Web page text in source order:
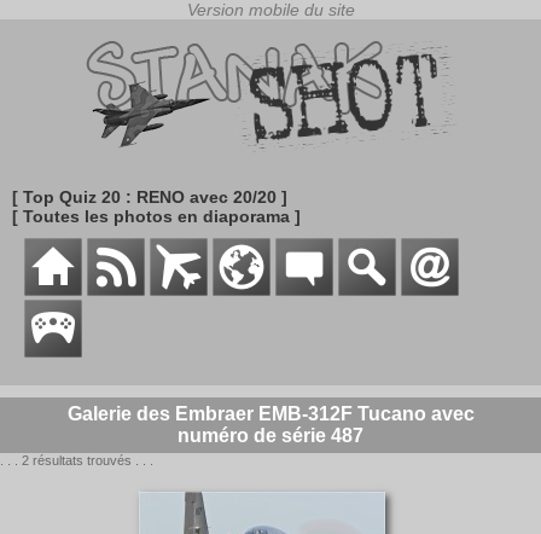
[ Top Quiz 20 : RENO avec 20/20 ]
[ Toutes les photos en diaporama ]
Galerie des Embraer EMB-312F Tucano avec
numéro de série 487
. . . 2 résultats trouvés . . .